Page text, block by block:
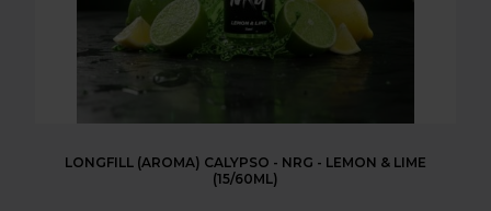
LONGFILL (AROMA) CALYPSO - NRG - LEMON & LIME
(15/60ML)